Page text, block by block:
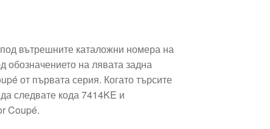
вътрешните каталожни номера на
обозначението на лявата задна
от първата серия. Когато търсите
следвате кода 7414KE и
Coupé.